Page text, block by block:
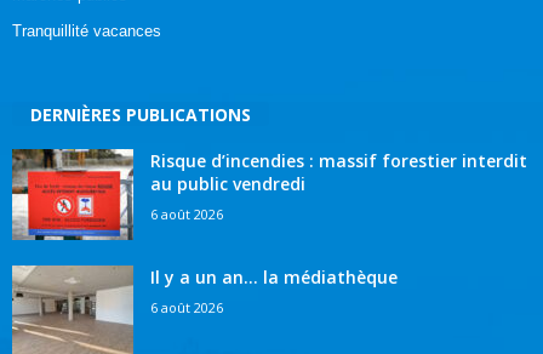
Tranquillité vacances
DERNIÈRES PUBLICATIONS
Risque d’incendies : massif forestier interdit
au public vendredi
6 août 2026
Il y a un an… la médiathèque
6 août 2026